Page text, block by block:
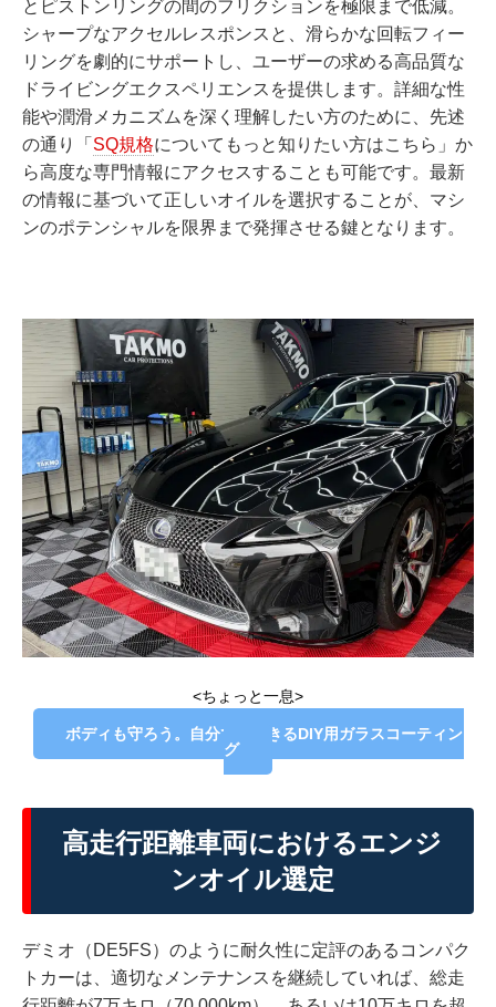
とピストンリングの間のフリクションを極限まで低減。
シャープなアクセルレスポンスと、滑らかな回転フィー
リングを劇的にサポートし、ユーザーの求める高品質な
ドライビングエクスペリエンスを提供します。詳細な性
能や潤滑メカニズムを深く理解したい方のために、先述
の通り「 SQ規格についてもっと知りたい方はこちら」か
ら高度な専門情報にアクセスすることも可能です。最新
の情報に基づいて正しいオイルを選択することが、マシ
ンのポテンシャルを限界まで発揮させる鍵となります。
<ちょっと一息>
ボディも守ろう。自分できできるDIY用ガラスコーティン
グ
高走行距離車両におけるエンジ
ンオイル選定
デミオ（DE5FS）のように耐久性に定評のあるコンパク
トカーは、適切なメンテナンスを継続していれば、総走